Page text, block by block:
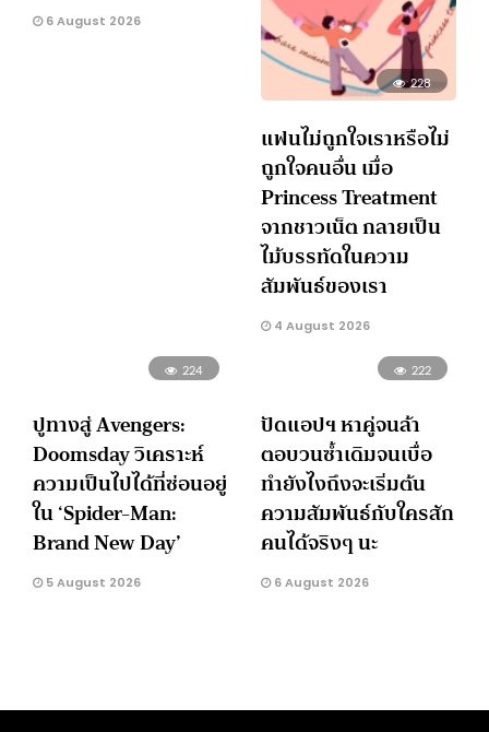
6 August 2026
228
แฟนไม่ถูกใจเราหรือไม่
ถูกใจคนอื่น เมื่อ
Princess Treatment
จากชาวเน็ต กลายเป็น
ไม้บรรทัดในความ
สัมพันธ์ของเรา
4 August 2026
224
ปูทางสู่ Avengers:
Doomsday วิเคราะห์
ความเป็นไปได้ที่ซ่อนอยู่
ใน ‘Spider-Man:
Brand New Day’
5 August 2026
222
ปัดแอปฯ หาคู่จนล้า
ตอบวนซ้ำเดิมจนเบื่อ
ทำยังไงถึงจะเริ่มต้น
ความสัมพันธ์กับใครสัก
คนได้จริงๆ นะ
6 August 2026